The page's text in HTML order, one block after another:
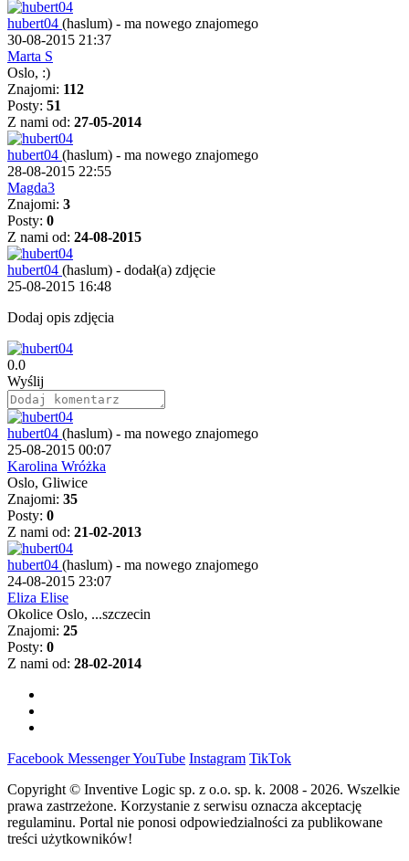
hubert04 (haslum) - ma nowego znajomego
30-08-2015 21:37
Marta S
Oslo, :)
Znajomi: 112
Posty: 51
Z nami od: 27-05-2014
hubert04 (haslum) - ma nowego znajomego
28-08-2015 22:55
Magda3
Znajomi: 3
Posty: 0
Z nami od: 24-08-2015
hubert04 (haslum) - dodał(a) zdjęcie
25-08-2015 16:48
Dodaj opis zdjęcia
0.0
Wyślij
hubert04 (haslum) - ma nowego znajomego
25-08-2015 00:07
Karolina Wróżka
Oslo, Gliwice
Znajomi: 35
Posty: 0
Z nami od: 21-02-2013
hubert04 (haslum) - ma nowego znajomego
24-08-2015 23:07
Eliza Elise
Okolice Oslo, ...szczecin
Znajomi: 25
Posty: 0
Z nami od: 28-02-2014
Facebook MessengerYouTube Instagram TikTok
Copyright © Inventive Logic sp. z o.o. sp. k. 2008 - 2026. Wszelkie
prawa zastrzeżone. Korzystanie z serwisu oznacza akceptację
regulaminu. Portal nie ponosi odpowiedzialności za publikowane
treści użytkowników!